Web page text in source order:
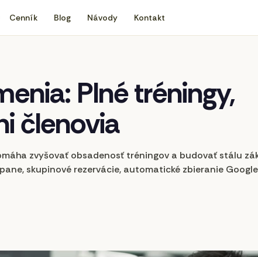
Cenník Blog Návody Kontakt
Plnétréningy,
členovia
zvyšovať obsadenosť tréningov a budovať stálu
skupinové rezervácie, automatické zbieranie